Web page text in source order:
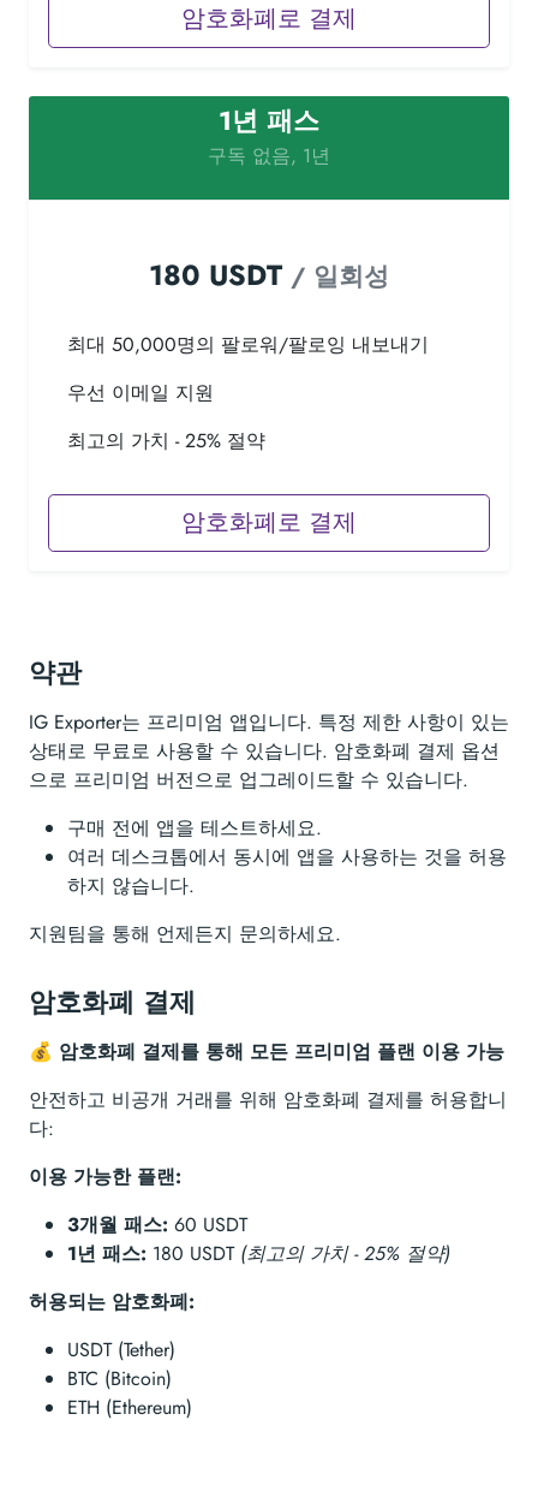
암호화폐로 결제
1년 패스
구독 없음, 1년
180 USDT / 일회성
최대 50,000명의 팔로워/팔로잉 내보내기
우선 이메일 지원
최고의 가치 - 25% 절약
암호화폐로 결제
약관
IG Exporter는 프리미엄 앱입니다. 특정 제한 사항이 있는
상태로 무료로 사용할 수 있습니다. 암호화폐 결제 옵션
으로 프리미엄 버전으로 업그레이드할 수 있습니다.
구매 전에 앱을 테스트하세요.
여러 데스크톱에서 동시에 앱을 사용하는 것을 허용
하지 않습니다.
지원팀을 통해 언제든지 문의하세요.
암호화폐 결제
💰 암호화폐 결제를 통해 모든 프리미엄 플랜 이용 가능
안전하고 비공개 거래를 위해 암호화폐 결제를 허용합니
다:
이용 가능한 플랜:
3개월 패스: 60 USDT
1년 패스: 180 USDT (최고의 가치 - 25% 절약)
허용되는 암호화폐:
USDT (Tether)
BTC (Bitcoin)
ETH (Ethereum)